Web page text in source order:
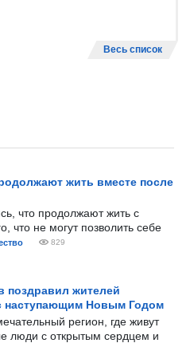
Весь список
жить вместе после
что продолжают жить с
что не могут позволить себе
829
поздравил жителей
наступающим Новым Годом
регион, где живут
люди с открытым сердцем и